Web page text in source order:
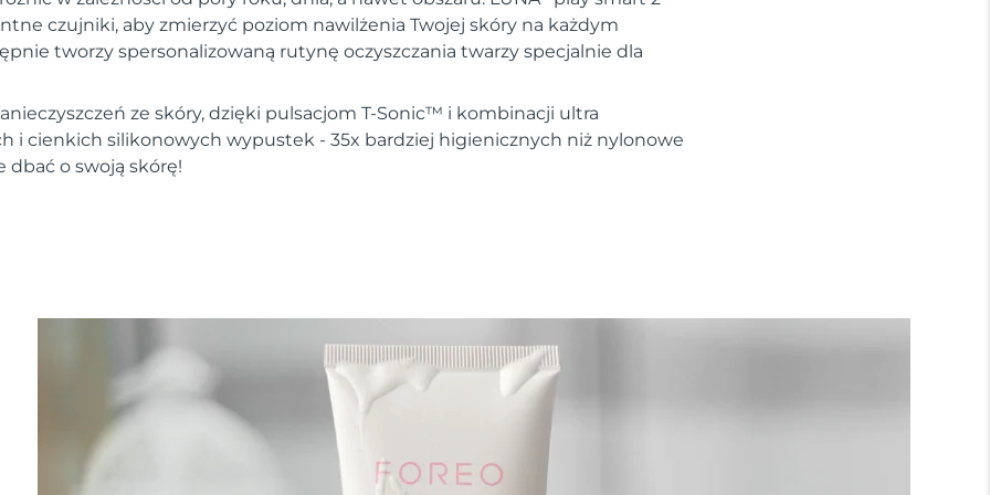
czujniki, aby zmierzyć poziom nawilżenia Twojej skóry na każdym
tworzy spersonalizowaną rutynę oczyszczania twarzy specjalnie dla
ze skóry, dzięki pulsacjom T-Sonic™ i kombinacji ultra
i cienkich silikonowych wypustek - 35x bardziej higienicznych niż nylonowe
dbać o swoją skórę!